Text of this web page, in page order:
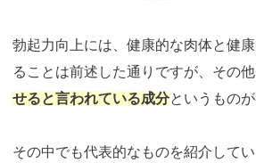
勃起力向上には、健康的な肉体と健
ることは前述した通りですが、その
せると言われている成分というものが
その中でも代表的なものを紹介してい